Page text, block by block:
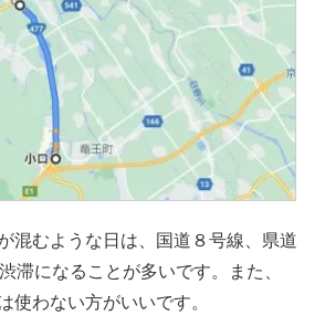
混むような日は、国道８号線、県道
滞になることが多いです。また、
使わない方がいいです。